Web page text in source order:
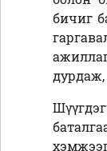
бичиг
дурдаж,